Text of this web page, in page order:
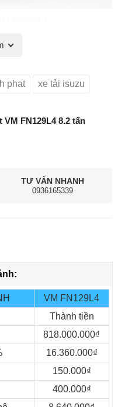
bạt
: 4.595 kG
: 2.270 kG
kG
: 8.200 kG
: 3 người
: 12.990 kG
8900 x 2350 x 3400 mm
thước bao xi téc) : 6950 x
mm
phat xe tải isuzu
VM FN129L4 8.2 tấn
TƯ VẤN NHANH
0936165339
VM FN129L4
Thành tiền
818.000.000₫
16.360.000₫
150.000₫
400.000₫